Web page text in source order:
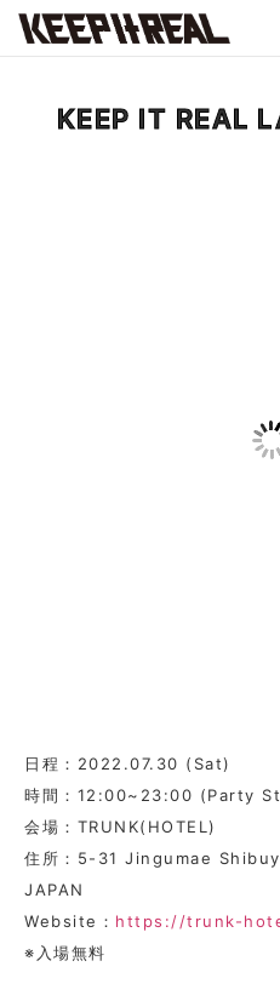
KEEP IT REAL
日程：2022.07.30 (Sat)
時間：12:00~23:00 (Party
会場：TRUNK(HOTEL)
住所：5-31 Jingumae
JAPAN
Website： https://trunk-
※入場無料